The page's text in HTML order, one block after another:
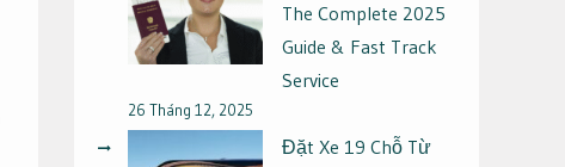
The Complete 2025
Guide & Fast Track
Service
26 Tháng 12, 2025
Đặt Xe 19 Chỗ Từ